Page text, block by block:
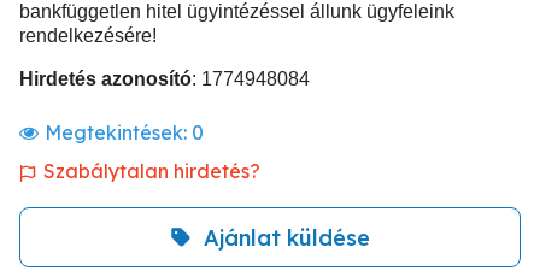
bankfüggetlen hitel ügyintézéssel állunk ügyfeleink
rendelkezésére!
Hirdetés azonosító: 1774948084
Megtekintések: 0
Szabálytalan hirdetés?
Ajánlat küldése